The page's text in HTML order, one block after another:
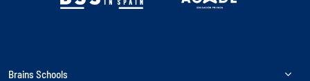
Brains Schools